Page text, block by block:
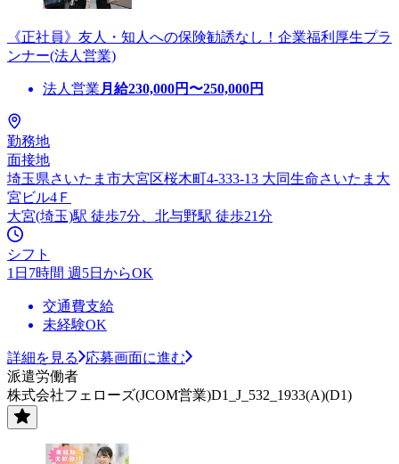
《正社員》友人・知人への保険勧誘なし！企業福利厚生プラ
ンナー(法人営業)
法人営業 月給230,000円〜250,000円
勤務地
面接地
埼玉県さいたま市大宮区桜木町4-333-13 大同生命さいたま大
宮ビル4Ｆ
大宮(埼玉)駅 徒歩7分、北与野駅 徒歩21分
シフト
1日7時間 週5日からOK
交通費支給
未経験OK
詳細を見る
応募画面に進む
派遣労働者
株式会社フェローズ(JCOM営業)D1_J_532_1933(A)(D1)